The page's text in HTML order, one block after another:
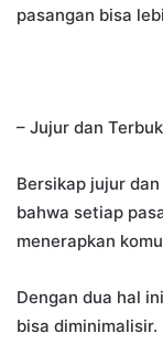
pasangan bisa
– Jujur dan
Bersikap jujur
bahwa setiap
menerapkan
Dengan dua hal
bisa diminimalisir.